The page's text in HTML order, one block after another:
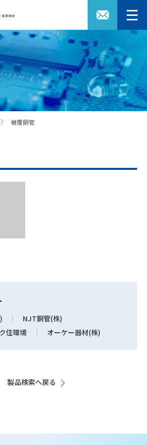
被覆銅管
NJT銅管(株)
住環境
オーケー器材(株)
製品検索へ戻る